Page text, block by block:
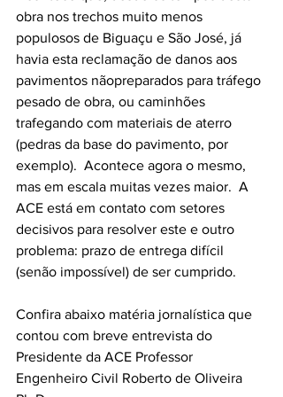
obra nos trechos muito menos
populosos de Biguaçu e São José, já
havia esta reclamação de danos aos
pavimentos nãopreparados para tráfego
pesado de obra, ou caminhões
trafegando com materiais de aterro
(pedras da base do pavimento, por
exemplo).  Acontece agora o mesmo,
mas em escala muitas vezes maior.  A
ACE está em contato com setores
decisivos para resolver este e outro
problema: prazo de entrega difícil
(senão impossível) de ser cumprido.
Confira abaixo matéria jornalística que
contou com breve entrevista do
Presidente da ACE Professor
Engenheiro Civil Roberto de Oliveira